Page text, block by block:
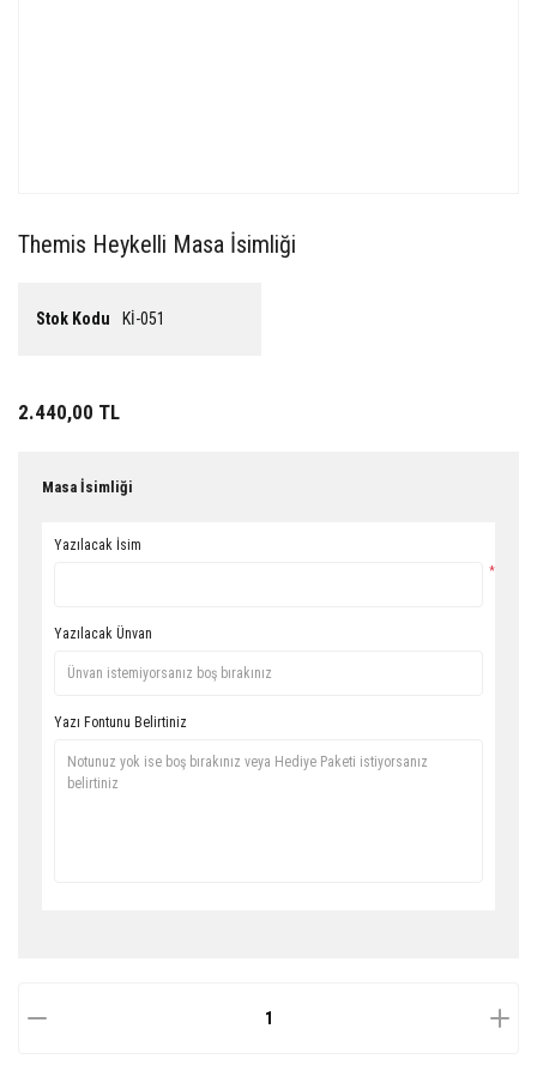
Themis Heykelli Masa İsimliği
Stok Kodu Kİ-051
2.440,00 TL
Masa İsimliği
Yazılacak İsim
*
Yazılacak Ünvan
Yazı Fontunu Belirtiniz